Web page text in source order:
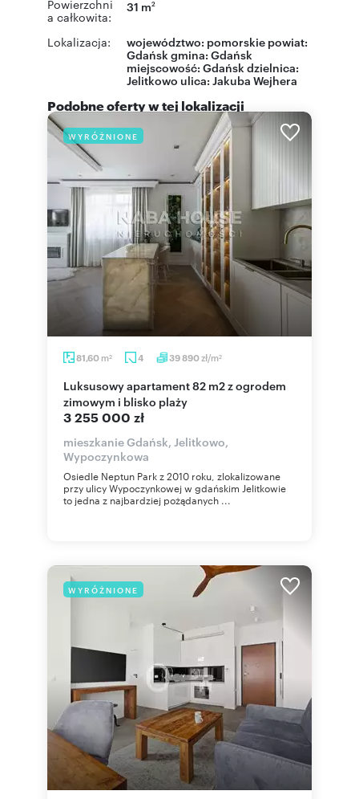
Powierzchni
a całkowita:
31 m2
Lokalizacja: województwo: pomorskie powiat:
Gdańsk gmina:Gdańsk
miejscowość: Gdańsk dzielnica:
Jelitkowo ulica: Jakuba Wejhera
Podobne oferty w tej lokalizacji
WYRÓŻNIONE
81,60 m2 4 39 890zł/m2
Luksusowy apartament 82 m2 z ogrodem
zimowym i blisko plaży
3 255 000 zł
mieszkanie Gdańsk, Jelitkowo,
Wypoczynkowa
Osiedle Neptun Park z 2010 roku, zlokalizowane
przy ulicy Wypoczynkowej w gdańskim Jelitkowie
to jedna z najbardziej pożądanych ...
WYRÓŻNIONE